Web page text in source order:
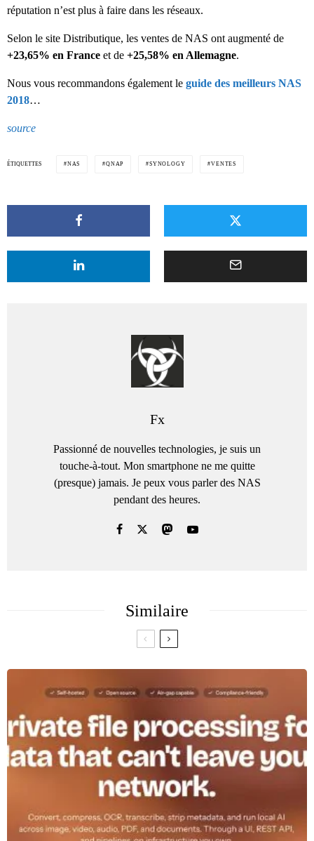
réputation n’est plus à faire dans les réseaux.
Selon le site Distributique, les ventes de NAS ont augmenté de
+23,65% en France et de +25,58% en Allemagne.
Nous vous recommandons également le guide des meilleurs NAS
2018…
source
ÉTIQUETTES NAS QNAP SYNOLOGY VENTES
Fx
Passionné de nouvelles technologies, je suis un
touche-à-tout. Mon smartphone ne me quitte
(presque) jamais. Je peux vous parler des NAS
pendant des heures.
Similaire